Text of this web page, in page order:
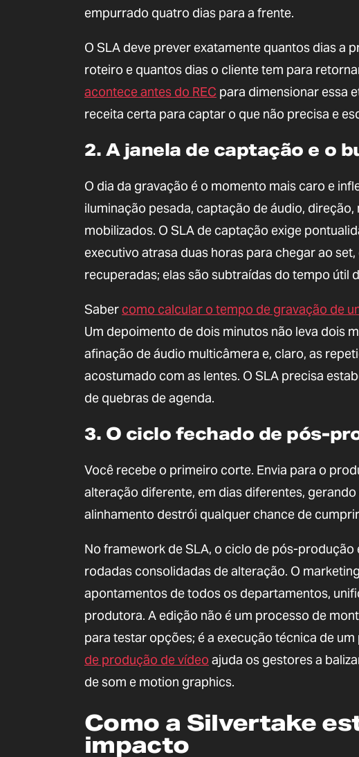
empurrado quatro dias para a frente.
O SLA deve prever exatamente quantos dias a
roteiro e quantos dias o cliente tem para
acontece antes do REC para dimensionar essa
receita certa para captar o que não precisa e
2. A janela de captação e o
O dia da gravação é o momento mais caro e
iluminação pesada, captação de áudio,
mobilizados. O SLA de captação exige
executivo atrasa duas horas para chegar ao
recuperadas; elas são subtraídas do tempo útil
Saber como calcular o tempo de gravação de
Um depoimento de dois minutos não leva dois
afinação de áudio multicâmera e, claro, as
acostumado com as lentes. O SLA precisa
de quebras de agenda.
3. O ciclo fechado de pós-
Você recebe o primeiro corte. Envia para o
alteração diferente, em dias diferentes, gerando
alinhamento destrói qualquer chance de
No framework de SLA, o ciclo de pós-
rodadas consolidadas de alteração. O
apontamentos de todos os departamentos,
produtora. A edição não é um processo de
para testar opções; é a execução técnica de
de produção de vídeo ajuda os gestores a
de som e motion graphics.
Como a Silvertake
impacto